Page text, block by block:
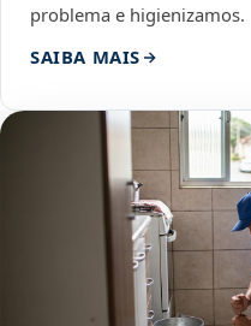
problema e higienizamos.
SAIBA MAIS